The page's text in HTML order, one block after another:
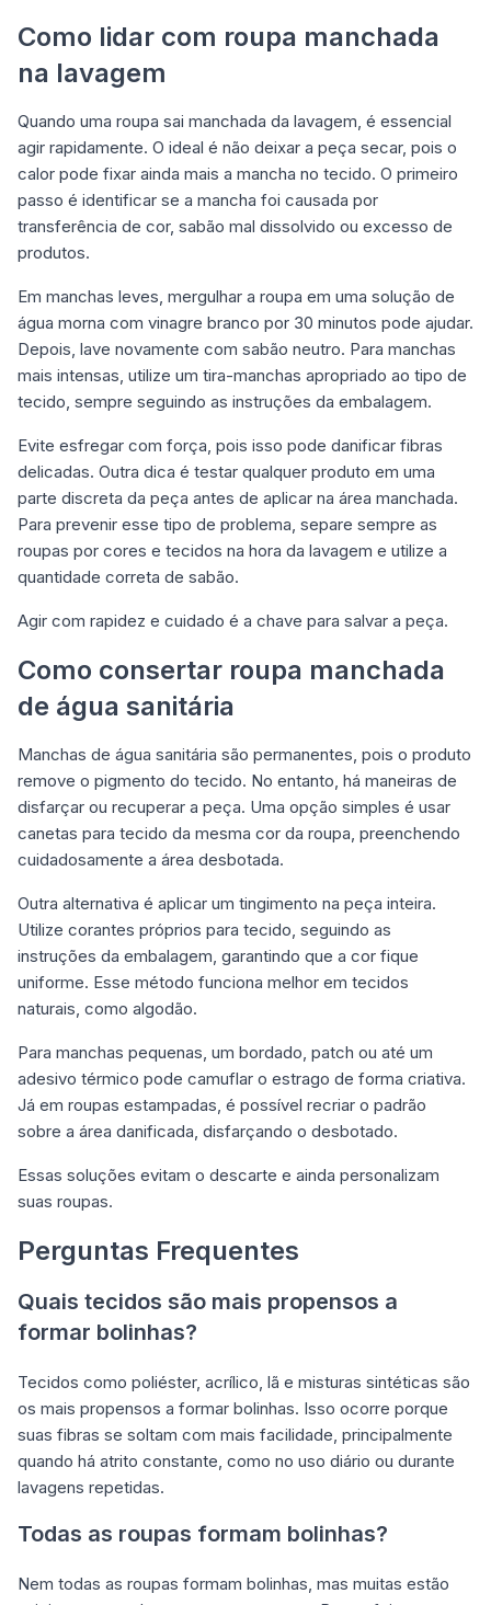
Como lidar com roupa manchada
na lavagem
Quando uma roupa sai manchada da lavagem, é essencial
agir rapidamente. O ideal é não deixar a peça secar, pois o
calor pode fixar ainda mais a mancha no tecido. O primeiro
passo é identificar se a mancha foi causada por
transferência de cor, sabão mal dissolvido ou excesso de
produtos.
Em manchas leves, mergulhar a roupa em uma solução de
água morna com vinagre branco por 30 minutos pode ajudar.
Depois, lave novamente com sabão neutro. Para manchas
mais intensas, utilize um tira-manchas apropriado ao tipo de
tecido, sempre seguindo as instruções da embalagem.
Evite esfregar com força, pois isso pode danificar fibras
delicadas. Outra dica é testar qualquer produto em uma
parte discreta da peça antes de aplicar na área manchada.
Para prevenir esse tipo de problema, separe sempre as
roupas por cores e tecidos na hora da lavagem e utilize a
quantidade correta de sabão.
Agir com rapidez e cuidado é a chave para salvar a peça.
Como consertar roupa manchada
de água sanitária
Manchas de água sanitária são permanentes, pois o produto
remove o pigmento do tecido. No entanto, há maneiras de
disfarçar ou recuperar a peça. Uma opção simples é usar
canetas para tecido da mesma cor da roupa, preenchendo
cuidadosamente a área desbotada.
Outra alternativa é aplicar um tingimento na peça inteira.
Utilize corantes próprios para tecido, seguindo as
instruções da embalagem, garantindo que a cor fique
uniforme. Esse método funciona melhor em tecidos
naturais, como algodão.
Para manchas pequenas, um bordado, patch ou até um
adesivo térmico pode camuflar o estrago de forma criativa.
Já em roupas estampadas, é possível recriar o padrão
sobre a área danificada, disfarçando o desbotado.
Essas soluções evitam o descarte e ainda personalizam
suas roupas.
Perguntas Frequentes
Quais tecidos são mais propensos a
formar bolinhas?
Tecidos como poliéster, acrílico, lã e misturas sintéticas são
os mais propensos a formar bolinhas. Isso ocorre porque
suas fibras se soltam com mais facilidade, principalmente
quando há atrito constante, como no uso diário ou durante
lavagens repetidas.
Todas as roupas formam bolinhas?
Nem todas as roupas formam bolinhas, mas muitas estão